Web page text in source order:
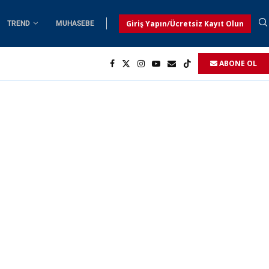
TREND MUHASEBE Giriş Yapın/Ücretsiz Kayıt Olun
ABONE OL